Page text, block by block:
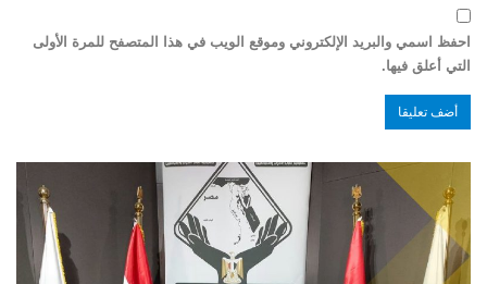
احفظ اسمي والبريد الإلكتروني وموقع الويب في هذا المتصفح للمرة الأولى
التي أعلق فيها.